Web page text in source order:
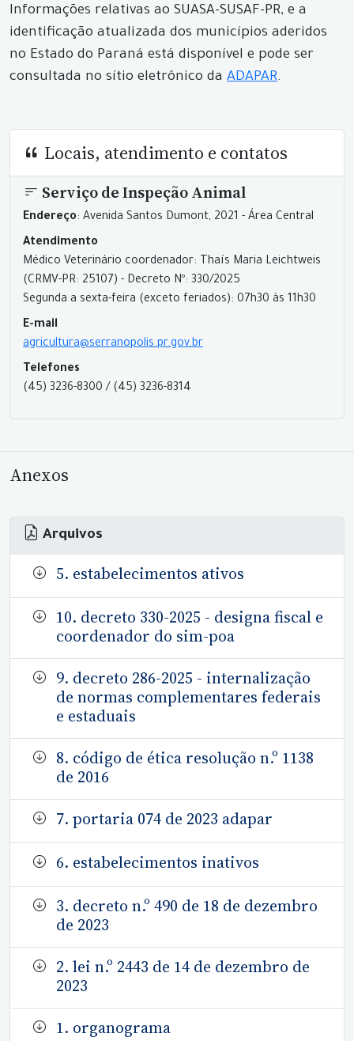
Informações relativas ao SUASA-SUSAF-PR, e a
identificação atualizada dos municípios aderidos
no Estado do Paraná está disponível e pode ser
consultada no sítio eletrônico da ADAPAR.
Locais, atendimento e contatos
Serviço de Inspeção Animal
Endereço: Avenida Santos Dumont, 2021 - Área Central
Atendimento
Médico Veterinário coordenador: Thaís Maria Leichtweis
(CRMV-PR: 25107) - Decreto Nº: 330/2025
Segunda a sexta-feira (exceto feriados): 07h30 às 11h30
E-mail
agricultura@serranopolis.pr.gov.br
Telefones
(45) 3236-8300 / (45) 3236-8314
Anexos
Arquivos
5. estabelecimentos ativos
10. decreto 330-2025 - designa fiscal e
coordenador do sim-poa
9. decreto 286-2025 - internalização
de normas complementares federais
e estaduais
8. código de ética resolução n.º 1138
de 2016
7. portaria 074 de 2023 adapar
6. estabelecimentos inativos
3. decreto n.º 490 de 18 de dezembro
de 2023
2. lei n.º 2443 de 14 de dezembro de
2023
1. organograma